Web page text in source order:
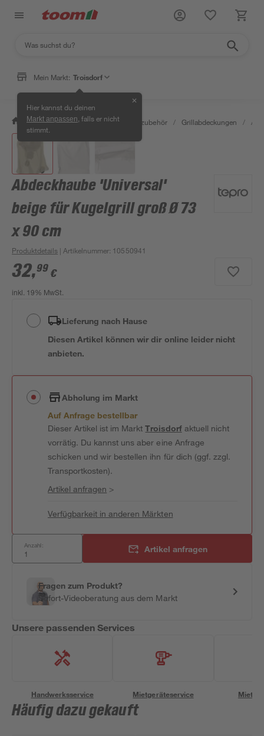
Mein Markt: Troisdorf
Hier kannst du deinen
Markt anpassen , falls er nicht
stimmt.
✕
/ Garten & Freizeit / Grills & Grillzubehör / Grillabdeckungen /
Abdeckhaube 'Universal'
beige für Kugelgrill groß Ø 73
x 90 cm
Produktdetails | Artikelnummer: 10550941
32,99 €
inkl. 19% MwSt.
Lieferung nach Hause
Diesen Artikel können wir dir online leider nicht
anbieten.
Abholung im Markt
Auf Anfrage bestellbar
Dieser Artikel ist im MarktTroisdorfaktuell nicht
vorrätig. Du kannst uns aber eine Anfrage
schicken und wir bestellen ihn für dich (ggf. zzgl.
Transportkosten).
Artikel anfragen >
Verfügbarkeit in anderen Märkten
Anzahl: Artikel anfragen
Fragen zum Produkt?
Sofort-Videoberatung aus dem Markt
Unsere passenden Services
Handwerksservice Mietgeräteservice
Häufig dazu gekauft